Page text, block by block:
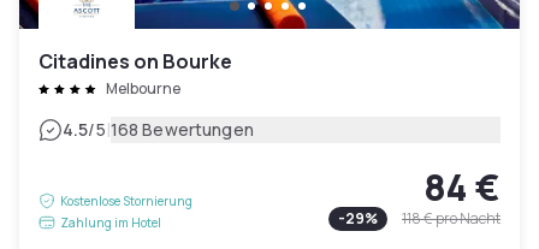
Citadines on Bourke
Melbourne
4.5/5|168 Bewertungen
Kostenlose Stornierung
Zahlung im Hotel
84 €
-29% 118 €pro Nacht